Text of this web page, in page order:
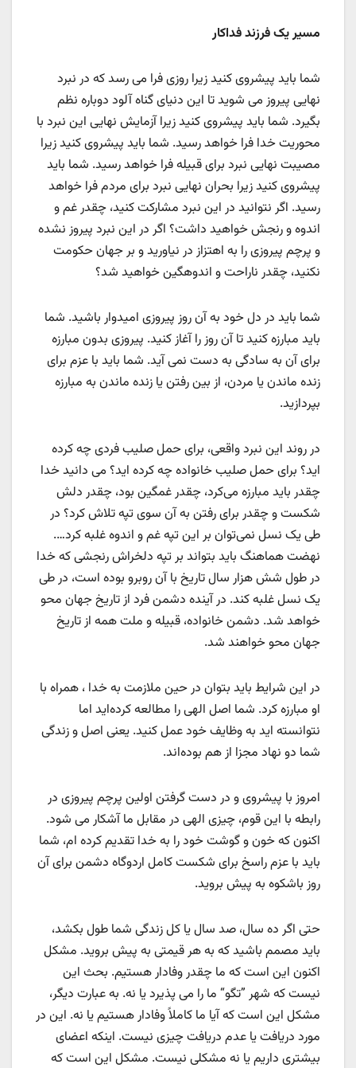
مسیر یک فرزند فداکار
شما باید پیشروی کنید زیرا روزی فرا می رسد که در نبرد
نهایی پیروز می شوید تا این دنیای گناه آلود دوباره نظم
بگیرد. شما باید پیشروی کنید زیرا آزمایش نهایی این نبرد با
محوریت خدا فرا خواهد رسید. شما باید پیشروی کنید زیرا
مصیبت نهایی نبرد برای قبیله فرا خواهد رسید. شما باید
پیشروی کنید زیرا بحران نهایی نبرد برای مردم فرا خواهد
رسید. اگر نتوانید در این نبرد مشارکت کنید، چقدر غم و
اندوه و رنجش خواهید داشت؟ اگر در این نبرد پیروز نشده
و پرچم پیروزی را به اهتزاز در نیاورید و بر جهان حکومت
نکنید، چقدر ناراحت و اندوهگین خواهید شد؟
شما باید در دل خود به آن روز پیروزی امیدوار باشید. شما
باید مبارزه کنید تا آن روز را آغاز کنید. پیروزی بدون مبارزه
برای آن به سادگی به دست نمی آید. شما باید با عزم برای
زنده ماندن یا مردن، از بین رفتن یا زنده ماندن به مبارزه
بپردازید.
در روند این نبرد واقعی، برای حمل صلیب فردی چه کرده
اید؟ برای حمل صلیب خانواده چه کرده اید؟ می دانید خدا
چقدر باید مبارزه می‌کرد، چقدر غمگین بود، چقدر دلش
شکست و چقدر برای رفتن به آن سوی تپه تلاش کرد؟ در
طی یک نسل نمی‌توان بر این تپه غم و اندوه غلبه کرد….
نهضت هماهنگ باید بتواند بر تپه دلخراش رنجشی که خدا
در طول شش هزار سال تاریخ با آن روبرو بوده است، در طی
یک نسل غلبه کند. در آینده دشمن فرد از تاریخ جهان محو
خواهد شد. دشمن خانواده، قبیله و ملت همه از تاریخ
جهان محو خواهند شد.
در این شرایط باید بتوان در حین ملازمت به خدا ، همراه با
او مبارزه کرد. شما اصل الهی را مطالعه کرده‌اید اما
نتوانسته اید به وظایف خود عمل کنید. یعنی اصل و زندگی
شما دو نهاد مجزا از هم بوده‌اند.
امروز با پیشروی و در دست گرفتن اولین پرچم پیروزی در
رابطه با این قوم، چیزی الهی در مقابل ما آشکار می شود.
اکنون که خون و گوشت خود را به خدا تقدیم کرده ام، شما
باید با عزم راسخ برای شکست کامل اردوگاه دشمن برای آن
روز باشکوه به پیش بروید.
حتی اگر ده سال، صد سال یا کل زندگی شما طول بکشد،
باید مصمم باشید که به هر قیمتی به پیش بروید. مشکل
اکنون این است که ما چقدر وفادار هستیم. بحث این
نیست که شهر ”تگو“ ما را می پذیرد یا نه. به عبارت دیگر،
مشکل این است که آیا ما کاملاً وفادار هستیم یا نه. این در
مورد دریافت یا عدم دریافت چیزی نیست. اینکه اعضای
بیشتری داریم یا نه مشکلی نیست. مشکل این است که